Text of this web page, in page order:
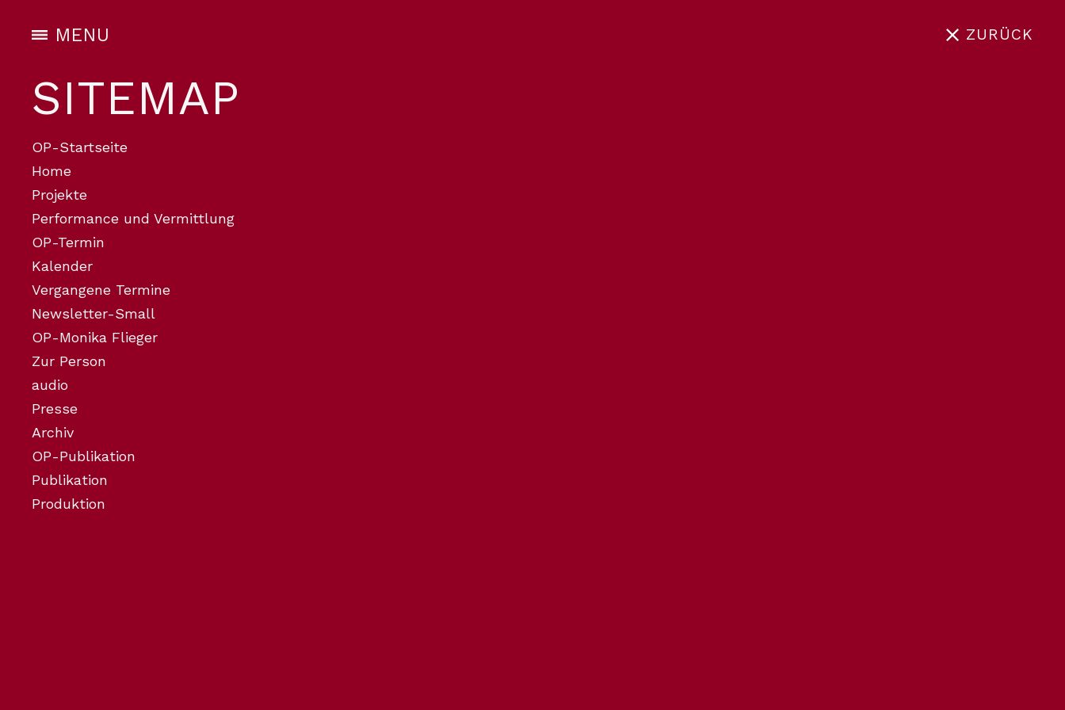
ZURÜCK
MENU
SITEMAP
OP-Startseite
Home
Projekte
Performance und Vermittlung
OP-Termin
Kalender
Vergangene Termine
Newsletter-Small
OP-Monika Flieger
Zur Person
audio
Presse
Archiv
OP-Publikation
Publikation
Produktion